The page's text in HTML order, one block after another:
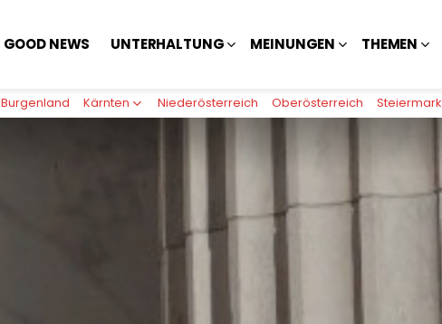
GOOD NEWS UNTERHALTUNG MEINUNGEN THEMEN
Burgenland Kärnten Niederösterreich Oberösterreich Steiermark